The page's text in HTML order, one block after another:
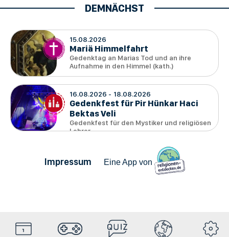
DEMNÄCHST
15.08.2026
Mariä Himmelfahrt
Gedenktag an Marias Tod und an ihre
Aufnahme in den Himmel (kath.)
16.08.2026 18.08.2026
Gedenkfest für Pir Hünkar Haci
Bektas Veli
Gedenkfest für den Mystiker und religiösen
Lehrer
Impressum Eine App von
HolyDays